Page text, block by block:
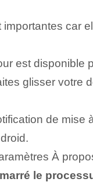
car
est disponible
glisser votre
de
À
le